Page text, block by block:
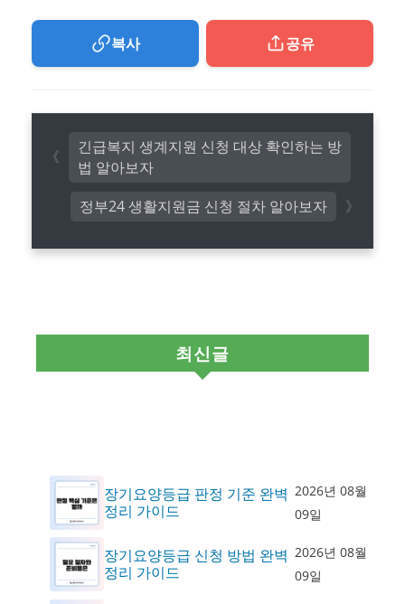
복사 공유
정부24 생활지원금 신청 절차 알아보자
긴급복지 생계지원 신청 대상 확인하는 방
법 알아보자
최신글
장기요양등급 판정 기준 완벽
정리 가이드
2026년 08월
09일
장기요양등급 신청 방법 완벽
정리 가이드
2026년 08월
09일